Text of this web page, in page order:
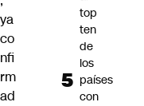
ya
co
nfi
rm
ad
top
ten
de
los
países
con